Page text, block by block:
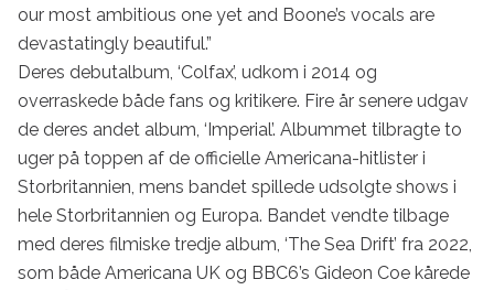
our most ambitious one yet and Boone’s vocals are
devastatingly beautiful.”
Deres debutalbum, ‘Colfax’, udkom i 2014 og
overraskede både fans og kritikere. Fire år senere udgav
de deres andet album, ‘Imperial’. Albummet tilbragte to
uger på toppen af de officielle Americana-hitlister i
Storbritannien, mens bandet spillede udsolgte shows i
hele Storbritannien og Europa. Bandet vendte tilbage
med deres filmiske tredje album, ‘The Sea Drift’ fra 2022,
som både Americana UK og BBC6’s Gideon Coe kårede